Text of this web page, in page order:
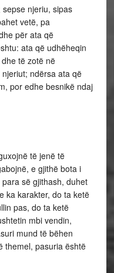
sepse njeriu, sipas
vetë, pa
për ata që
ata që udhëheqin
të zotë në
ndërsa ata që
por edhe besnikë ndaj
të jenë të
e gjithë bota i
së gjithash, duhet
ka karakter, do ta ketë
pas, do ta ketë
mbi vendin,
mund të bëhen
themel, pasuria është